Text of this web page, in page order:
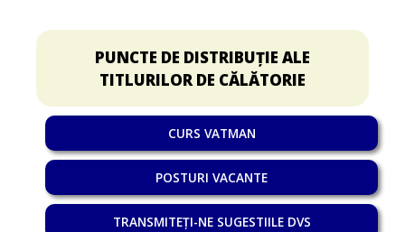
PUNCTE DE DISTRIBUȚIE ALE
TITLURILOR DE CĂLĂTORIE
CURS VATMAN
POSTURI VACANTE
TRANSMITEȚI-NE SUGESTIILE DVS